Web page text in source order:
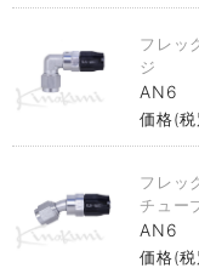
フレッ
ジ
AN6
価格(
フレッ
チュー
AN6
価格(